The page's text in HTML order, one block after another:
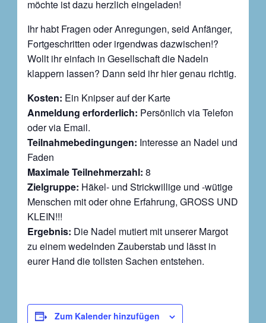
möchte ist dazu herzlich eingeladen!
Ihr habt Fragen oder Anregungen, seid Anfänger,
Fortgeschritten oder irgendwas dazwischen!?
Wollt ihr einfach in Gesellschaft die Nadeln
klappern lassen? Dann seid ihr hier genau richtig.
Kosten: Ein Knipser auf der Karte
Anmeldung erforderlich: Persönlich via Telefon
oder via Email.
Teilnahmebedingungen: Interesse an Nadel und
Faden
Maximale Teilnehmerzahl: 8
Zielgruppe: Häkel- und Strickwillige und -wütige
Menschen mit oder ohne Erfahrung, GROSS UND
KLEIN!!!
Ergebnis: Die Nadel mutiert mit unserer Margot
zu einem wedelnden Zauberstab und lässt in
eurer Hand die tollsten Sachen entstehen.
Zum Kalender hinzufügen